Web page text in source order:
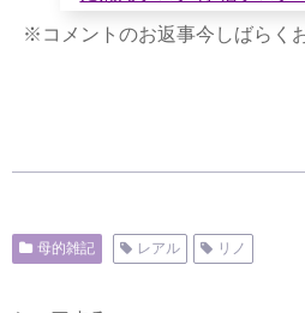
※コメントのお返事今しばらく
母的雑記 レアル リノ